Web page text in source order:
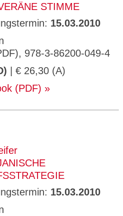
STIMME
15.03.2010
978-3-86200-049-4
| € 26,30 (A)
(PDF)
15.03.2010